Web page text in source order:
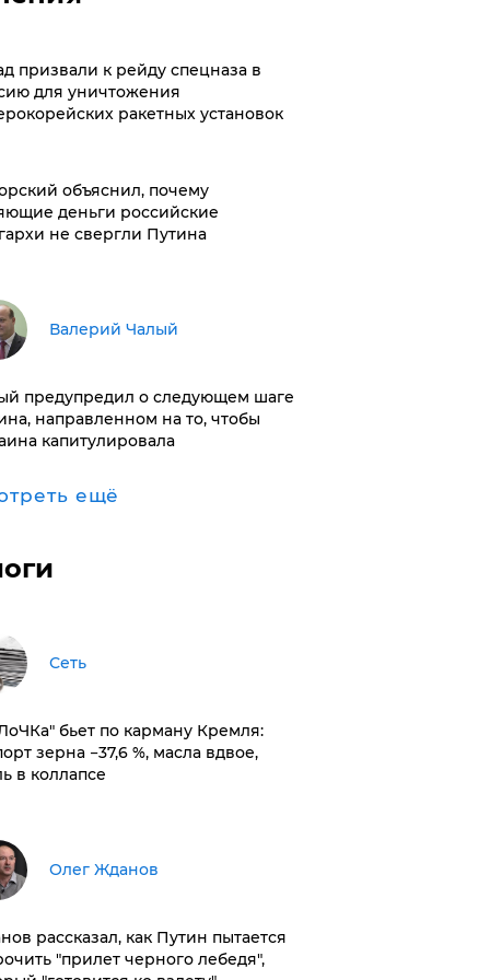
призвали к рейду спецназа в
для уничтожения
ракетных установок
объяснил, почему
деньги российские
не свергли Путина
Валерий Чалый
предупредил о следующем шаге
направленном на то, чтобы
капитулировала
ещё
Сеть
бьет по карману Кремля:
зерна −37,6 %, масла вдвое,
в коллапсе
Олег Жданов
рассказал, как Путин пытается
"прилет черного лебедя",